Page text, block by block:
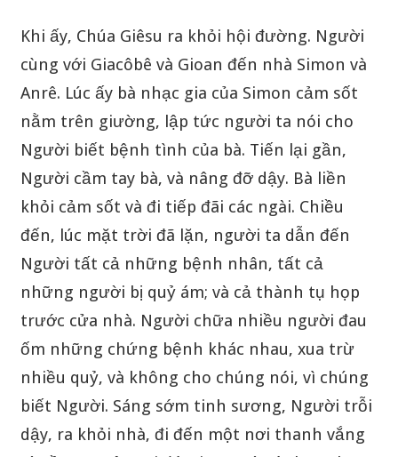
Khi ấy, Chúa Giêsu ra khỏi hội đường. Người
cùng với Giacôbê và Gioan đến nhà Simon và
Anrê. Lúc ấy bà nhạc gia của Simon cảm sốt
nằm trên giường, lập tức người ta nói cho
Người biết bệnh tình của bà. Tiến lại gần,
Người cầm tay bà, và nâng đỡ dậy. Bà liền
khỏi cảm sốt và đi tiếp đãi các ngài. Chiều
đến, lúc mặt trời đã lặn, người ta dẫn đến
Người tất cả những bệnh nhân, tất cả
những người bị quỷ ám; và cả thành tụ họp
trước cửa nhà. Người chữa nhiều người đau
ốm những chứng bệnh khác nhau, xua trừ
nhiều quỷ, và không cho chúng nói, vì chúng
biết Người. Sáng sớm tinh sương, Người trỗi
dậy, ra khỏi nhà, đi đến một nơi thanh vắng